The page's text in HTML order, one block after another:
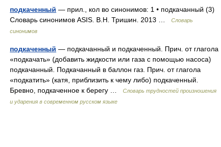
подкаченный — прил., кол во синонимов: 1 • подкачанный (3)
Словарь синонимов ASIS. В.Н. Тришин. 2013 …
Словарь
синонимов
подкаченный — подкачанный и подкаченный. Прич. от глагола
«подкачать» (добавить жидкости или газа с помощью насоса)
подкачанный. Подкачанный в баллон газ. Прич. от глагола
«подкатить» (катя, приблизить к чему либо) подкаченный.
Бревно, подкаченное к берегу …
Словарь трудностей произношения
и ударения в современном русском языке